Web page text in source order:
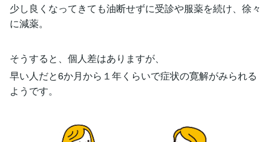
少し良くなってきても油断せずに受診や服薬を続け、徐々
に減薬。
そうすると、個人差はありますが、
早い人だと6か月から１年くらいで症状の寛解がみられる
ようです。